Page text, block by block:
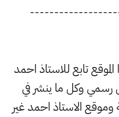
تابع للاستاذ احمد
وكل ما ينشر في
وموقع الاستاذ احمد غير